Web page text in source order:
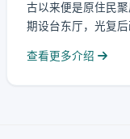
古以来便是原住民
期设台东厅，光复
查看更多介绍